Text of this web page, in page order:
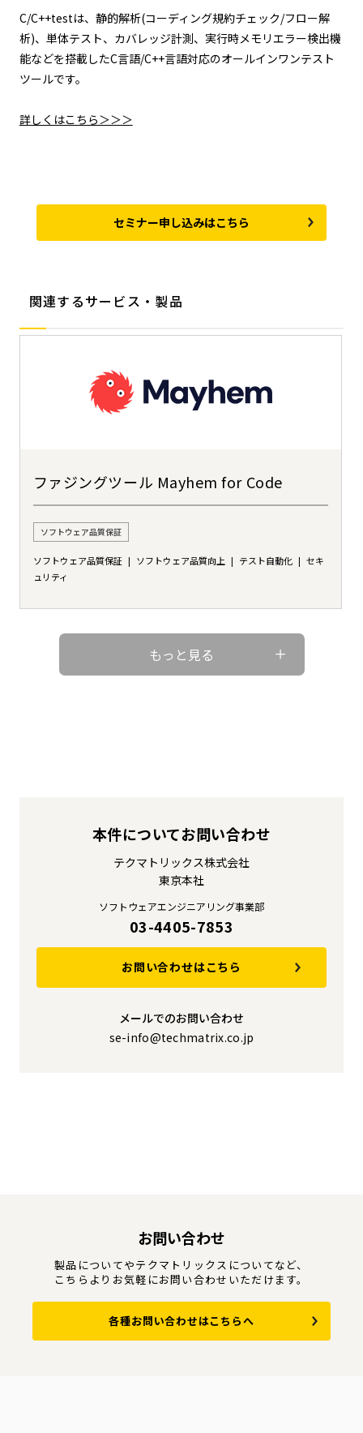
C/C++testは、静的解析(コーディング規約チェック/フロー解
析)、単体テスト、カバレッジ計測、実行時メモリエラー検出機
能などを搭載したC言語/C++言語対応のオールインワンテスト
ツールです。
詳しくはこちら＞＞＞
セミナー申し込みはこちら
関連するサービス・製品
ファジングツール Mayhem for Code
ソフトウェア品質保証
ソフトウェア品質保証 ソフトウェア品質向上 テスト自動化
セキ
ュリティ
もっと見る
本件についてお問い合わせ
テクマトリックス株式会社
東京本社
ソフトウェアエンジニアリング事業部
03-4405-7853
お問い合わせはこちら
メールでのお問い合わせ
se-info@techmatrix.co.jp
お問い合わせ
製品についてやテクマトリックスについてなど、
こちらよりお気軽にお問い合わせいただけます。
各種お問い合わせはこちらへ